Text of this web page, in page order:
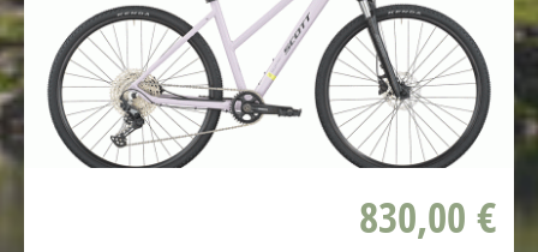
KM/H
e-
Bike
Räichwäiten
Assistent
830,00 €